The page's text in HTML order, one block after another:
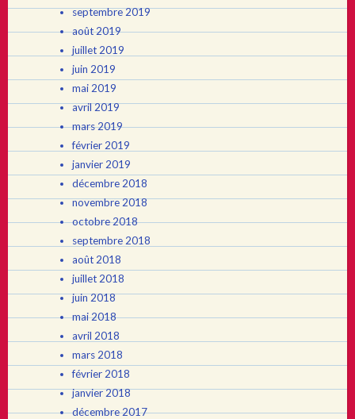
septembre 2019
août 2019
juillet 2019
juin 2019
mai 2019
avril 2019
mars 2019
février 2019
janvier 2019
décembre 2018
novembre 2018
octobre 2018
septembre 2018
août 2018
juillet 2018
juin 2018
mai 2018
avril 2018
mars 2018
février 2018
janvier 2018
décembre 2017